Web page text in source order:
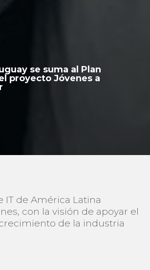
se suma al Plan
proyecto Jóvenes a
IT de América Latina
con la visión de apoyar el
de la industria